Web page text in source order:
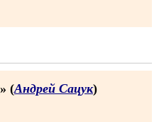
» (Андрей Сацук)